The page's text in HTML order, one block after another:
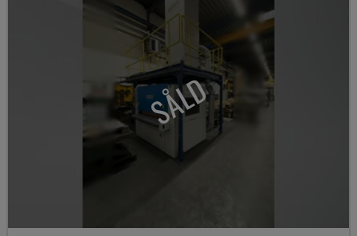
SÅLD